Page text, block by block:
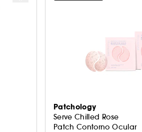
Patchology
Serve Chilled Rose
Patch Contorno Ocular